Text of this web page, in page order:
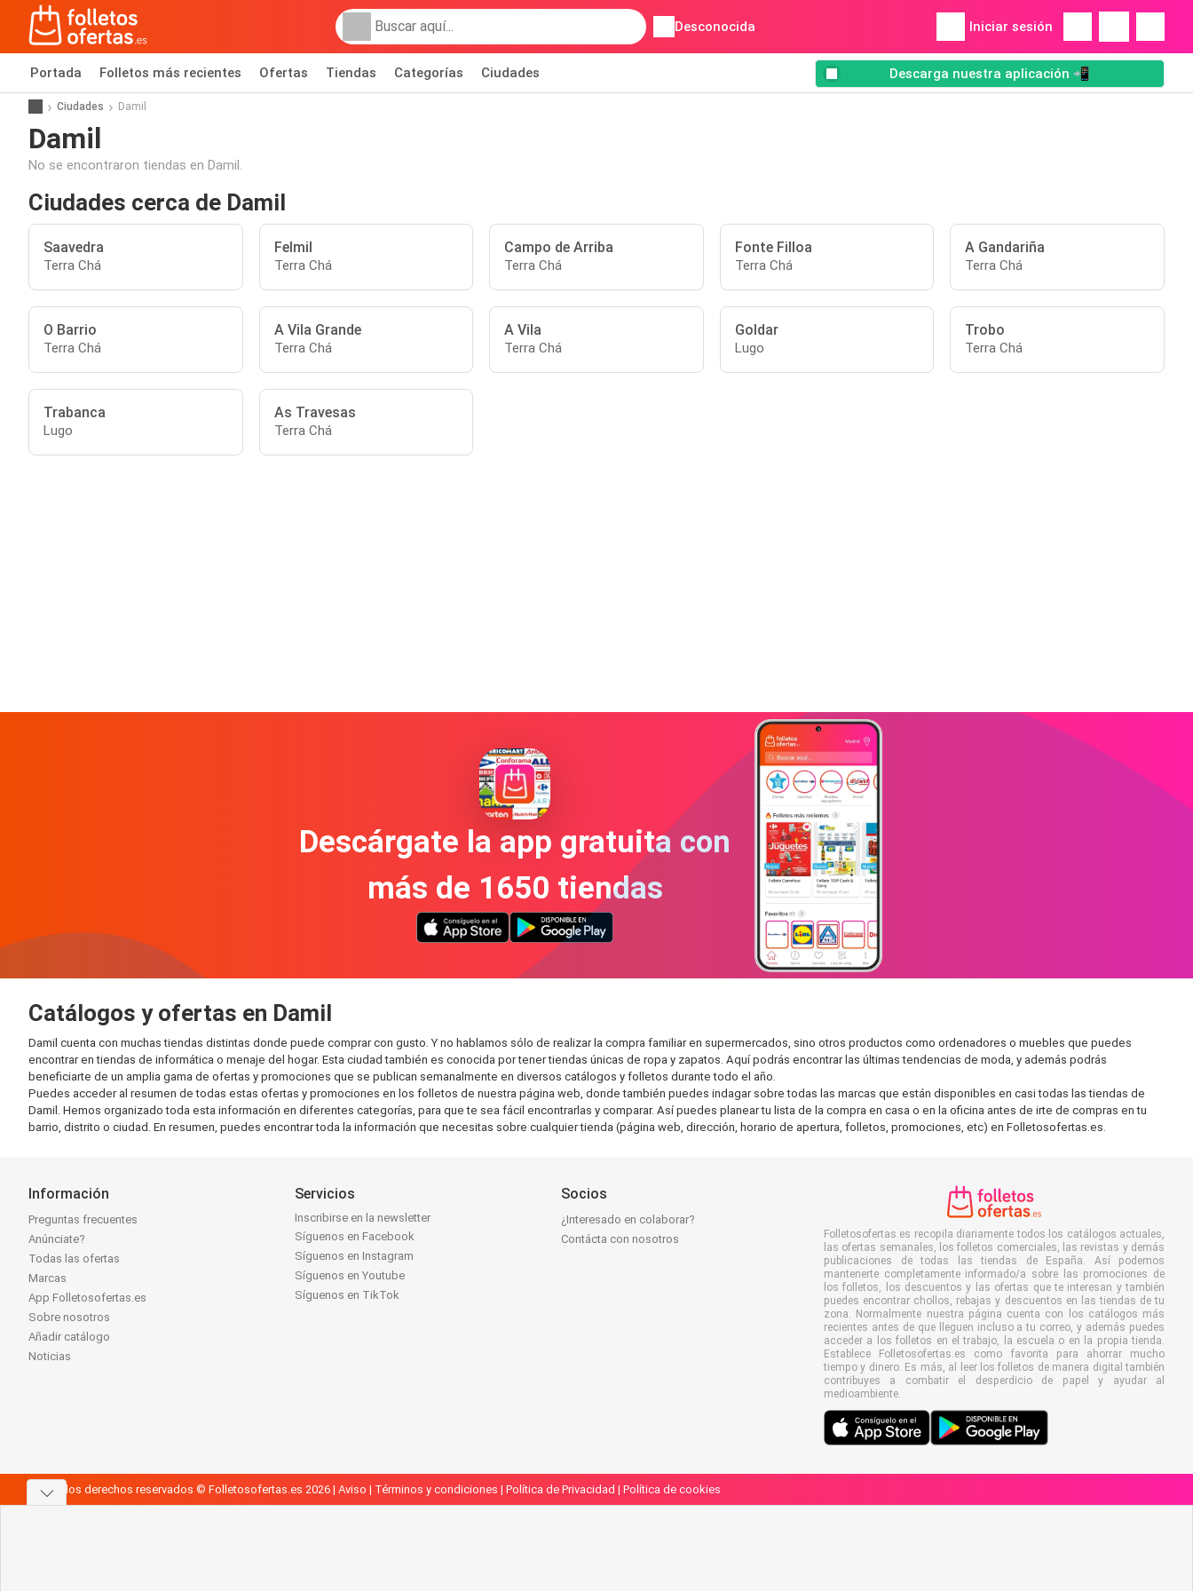
Desconocida Iniciar sesión
Portada Folletos más recientes Ofertas Tiendas Categorías Ciudades Descarga nuestra aplicación 📲
Ciudades Damil
Damil
No se encontraron tiendas en Damil.
Ciudades cerca de Damil
Saavedra
Terra Chá
Felmil
Terra Chá
Campo de Arriba
Terra Chá
Fonte Filloa
Terra Chá
A Gandariña
Terra Chá
O Barrio
Terra Chá
A Vila Grande
Terra Chá
A Vila
Terra Chá
Goldar
Lugo
Trobo
Terra Chá
Trabanca
Lugo
As Travesas
Terra Chá
Descárgate la app gratuita con
más de 1650 tiendas
Catálogos y ofertas en Damil
Damil cuenta con muchas tiendas distintas donde puede comprar con gusto. Y no hablamos sólo de realizar la compra familiar en supermercados, sino otros productos como ordenadores o muebles que puedes
encontrar en tiendas de informática o menaje del hogar. Esta ciudad también es conocida por tener tiendas únicas de ropa y zapatos. Aquí podrás encontrar las últimas tendencias de moda, y además podrás
beneficiarte de un amplia gama de ofertas y promociones que se publican semanalmente en diversos catálogos y folletos durante todo el año.
Puedes acceder al resumen de todas estas ofertas y promociones en los folletos de nuestra página web, donde también puedes indagar sobre todas las marcas que están disponibles en casi todas las tiendas de
Damil. Hemos organizado toda esta información en diferentes categorías, para que te sea fácil encontrarlas y comparar. Así puedes planear tu lista de la compra en casa o en la oficina antes de irte de compras en tu
barrio, distrito o ciudad. En resumen, puedes encontrar toda la información que necesitas sobre cualquier tienda (página web, dirección, horario de apertura, folletos, promociones, etc) en Folletosofertas.es.
Información
Preguntas frecuentes
Anúnciate?
Todas las ofertas
Marcas
App Folletosofertas.es
Sobre nosotros
Añadir catálogo
Noticias
Servicios
Inscribirse en la newsletter
Síguenos en Facebook
Síguenos en Instagram
Síguenos en Youtube
Síguenos en TikTok
Socios
¿Interesado en colaborar?
Contácta con nosotros
Folletosofertas.es recopila diariamente todos los catálogos actuales,
las ofertas semanales, los folletos comerciales, las revistas y demás
publicaciones de todas las tiendas de España. Así podemos
mantenerte completamente informado/a sobre las promociones de
los folletos, los descuentos y las ofertas que te interesan y también
puedes encontrar chollos, rebajas y descuentos en las tiendas de tu
zona. Normalmente nuestra página cuenta con los catálogos más
recientes antes de que lleguen incluso a tu correo, y además puedes
acceder a los folletos en el trabajo, la escuela o en la propia tienda.
Establece Folletosofertas.es como favorita para ahorrar mucho
tiempo y dinero. Es más, al leer los folletos de manera digital también
contribuyes a combatir el desperdicio de papel y ayudar al
medioambiente.
Todos los derechos reservados © Folletosofertas.es 2026 | Aviso | Términos y condiciones | Política de Privacidad | Política de cookies